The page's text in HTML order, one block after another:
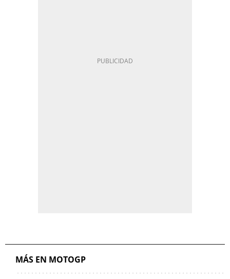
MÁS EN MOTOGP